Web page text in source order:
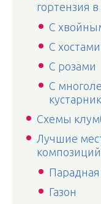
гортензия
С
С хостами
С розами
С
Схемы
Лучшие
Парадная
Газон